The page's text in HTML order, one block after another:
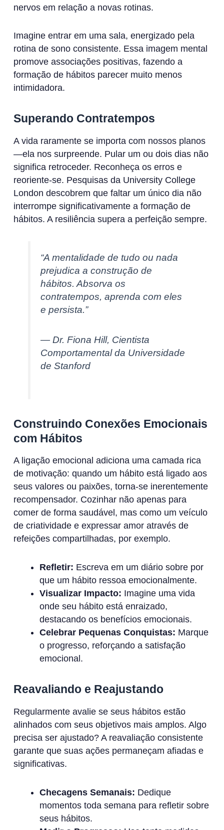
nervos em relação a novas rotinas.
Imagine entrar em uma sala, energizado pela
rotina de sono consistente. Essa imagem mental
promove associações positivas, fazendo a
formação de hábitos parecer muito menos
intimidadora.
Superando Contratempos
A vida raramente se importa com nossos planos
—ela nos surpreende. Pular um ou dois dias não
significa retroceder. Reconheça os erros e
reoriente-se. Pesquisas da University College
London descobrem que faltar um único dia não
interrompe significativamente a formação de
hábitos. A resiliência supera a perfeição sempre.
“A mentalidade de tudo ou nada
prejudica a construção de
hábitos. Absorva os
contratempos, aprenda com eles
e persista.”
— Dr. Fiona Hill, Cientista
Comportamental da Universidade
de Stanford
Construindo Conexões Emocionais
com Hábitos
A ligação emocional adiciona uma camada rica
de motivação: quando um hábito está ligado aos
seus valores ou paixões, torna-se inerentemente
recompensador. Cozinhar não apenas para
comer de forma saudável, mas como um veículo
de criatividade e expressar amor através de
refeições compartilhadas, por exemplo.
Refletir: Escreva em um diário sobre por
que um hábito ressoa emocionalmente.
Visualizar Impacto: Imagine uma vida
onde seu hábito está enraizado,
destacando os benefícios emocionais.
Celebrar Pequenas Conquistas: Marque
o progresso, reforçando a satisfação
emocional.
Reavaliando e Reajustando
Regularmente avalie se seus hábitos estão
alinhados com seus objetivos mais amplos. Algo
precisa ser ajustado? A reavaliação consistente
garante que suas ações permaneçam afiadas e
significativas.
Checagens Semanais: Dedique
momentos toda semana para refletir sobre
seus hábitos.